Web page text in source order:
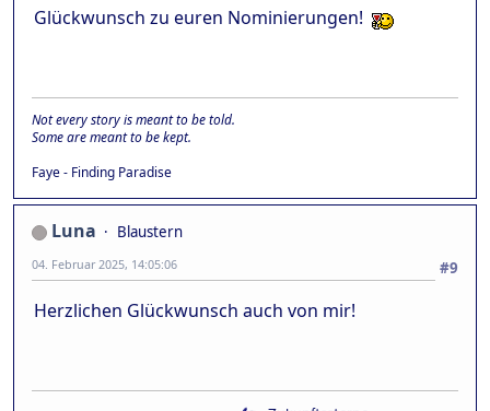
Glückwunsch zu euren Nominierungen!
Not every story is meant to be told.
Some are meant to be kept.
Faye - Finding Paradise
Luna
Blaustern
#9
04. Februar 2025, 14:05:06
Herzlichen Glückwunsch auch von mir!